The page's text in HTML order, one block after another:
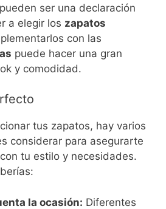
ser una declaración
a elegir los zapatos
con las
puede hacer una gran
y comodidad.
tus zapatos, hay varios
considerar para asegurarte
tu estilo y necesidades.
la ocasión: Diferentes